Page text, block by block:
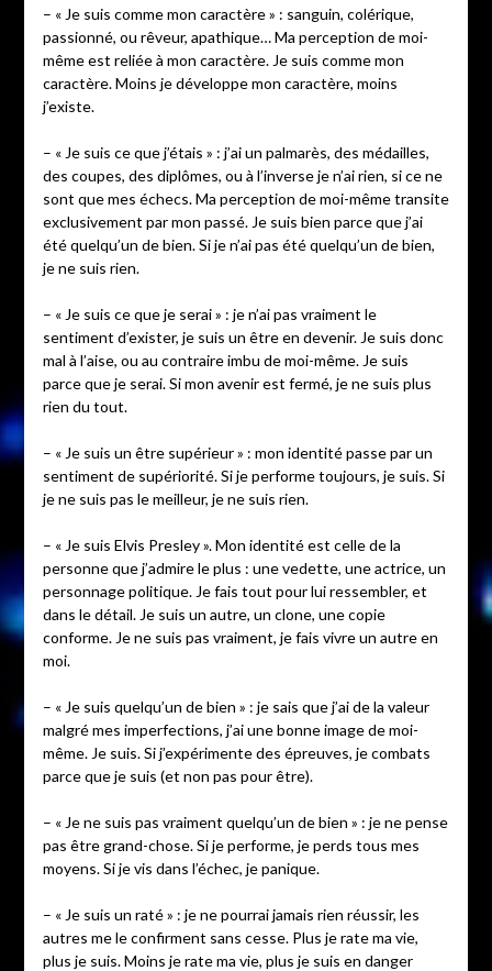
– « Je suis comme mon caractère » : sanguin, colérique,
passionné, ou rêveur, apathique… Ma perception de moi-
même est reliée à mon caractère. Je suis comme mon
caractère. Moins je développe mon caractère, moins
j’existe.
– « Je suis ce que j’étais » : j’ai un palmarès, des médailles,
des coupes, des diplômes, ou à l’inverse je n’ai rien, si ce ne
sont que mes échecs. Ma perception de moi-même transite
exclusivement par mon passé. Je suis bien parce que j’ai
été quelqu’un de bien. Si je n’ai pas été quelqu’un de bien,
je ne suis rien.
– « Je suis ce que je serai » : je n’ai pas vraiment le
sentiment d’exister, je suis un être en devenir. Je suis donc
mal à l’aise, ou au contraire imbu de moi-même. Je suis
parce que je serai. Si mon avenir est fermé, je ne suis plus
rien du tout.
– « Je suis un être supérieur » : mon identité passe par un
sentiment de supériorité. Si je performe toujours, je suis. Si
je ne suis pas le meilleur, je ne suis rien.
– « Je suis Elvis Presley ». Mon identité est celle de la
personne que j’admire le plus : une vedette, une actrice, un
personnage politique. Je fais tout pour lui ressembler, et
dans le détail. Je suis un autre, un clone, une copie
conforme. Je ne suis pas vraiment, je fais vivre un autre en
moi.
– « Je suis quelqu’un de bien » : je sais que j’ai de la valeur
malgré mes imperfections, j’ai une bonne image de moi-
même. Je suis. Si j’expérimente des épreuves, je combats
parce que je suis (et non pas pour être).
– « Je ne suis pas vraiment quelqu’un de bien » : je ne pense
pas être grand-chose. Si je performe, je perds tous mes
moyens. Si je vis dans l’échec, je panique.
– « Je suis un raté » : je ne pourrai jamais rien réussir, les
autres me le confirment sans cesse. Plus je rate ma vie,
plus je suis. Moins je rate ma vie, plus je suis en danger